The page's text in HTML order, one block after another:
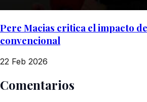
Pere Macias critica el impacto
convencional
22 Feb 2026
Comentarios